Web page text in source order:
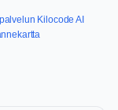
Kilocode AI